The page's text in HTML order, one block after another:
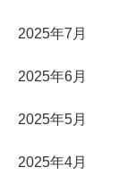
2025年7月
2025年6月
2025年5月
2025年4月